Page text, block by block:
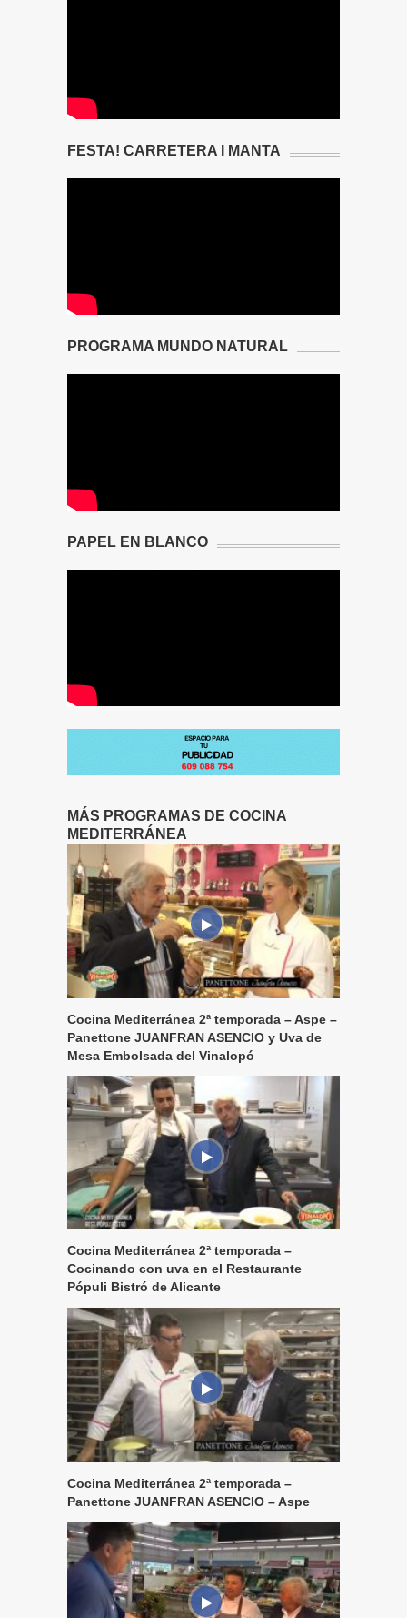
FESTA! CARRETERA I MANTA
PROGRAMA MUNDO NATURAL
PAPEL EN BLANCO
MÁS PROGRAMAS DE COCINA
MEDITERRÁNEA
Cocina Mediterránea 2ª temporada – Aspe –
Panettone JUANFRAN ASENCIO y Uva de
Mesa Embolsada del Vinalopó
Cocina Mediterránea 2ª temporada –
Cocinando con uva en el Restaurante
Pópuli Bistró de Alicante
Cocina Mediterránea 2ª temporada –
Panettone JUANFRAN ASENCIO – Aspe